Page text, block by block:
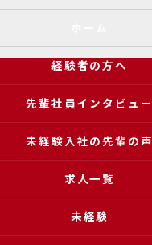
経験者の方へ
先輩社員インタビュー
未経験入社の先輩の声
求人一覧
未経験